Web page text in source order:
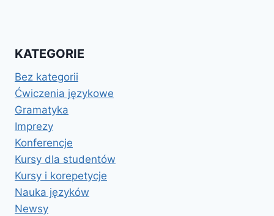
KATEGORIE
Bez kategorii
Ćwiczenia językowe
Gramatyka
Imprezy
Konferencje
Kursy dla studentów
Kursy i korepetycje
Nauka języków
Newsy